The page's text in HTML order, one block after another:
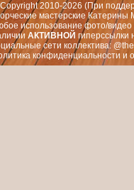
2010-2026 (При
мастерские
использование фото/видео
АКТИВНОЙ гиперссылки
сети коллектива:
конфиденциальности и